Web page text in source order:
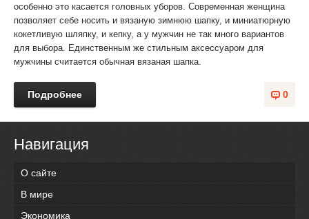
особенно это касается головных уборов. Современная женщина
позволяет себе носить и вязаную зимнюю шапку, и миниатюрную
кокетливую шляпку, и кепку, а у мужчин не так много вариантов
для выбора. Единственным же стильным аксессуаром для
мужчины считается обычная вязаная шапка.
0
Подробнее
Навигация
О сайте
В мире
Экономика